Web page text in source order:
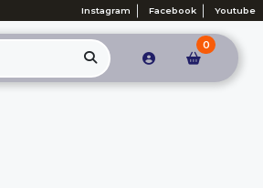
Instagram Facebook Youtube
0